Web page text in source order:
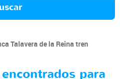
Talavera de la Reina tren
para